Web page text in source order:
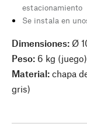
estacionamiento
Se instala en
Dimensiones: Ø
Peso: 6 kg (juego)
Material: chapa
gris)